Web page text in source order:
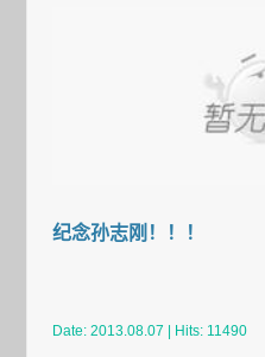
纪念孙志刚！！！
Date: 2013.08.07 | Hits: 11490